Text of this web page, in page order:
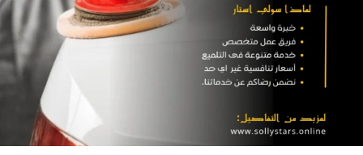
المغاسل
:مغسلة
سولي
استار